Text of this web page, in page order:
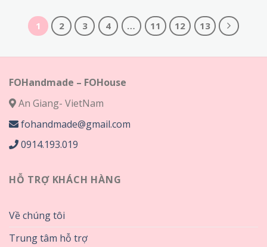
đến
320,000₫
đến
320,000₫
1 2 3 4 … 11 12 13
FOHandmade – FOHouse
An Giang- VietNam
fohandmade@gmail.com
0914.193.019
HỖ TRỢ KHÁCH HÀNG
Về chúng tôi
Trung tâm hỗ trợ